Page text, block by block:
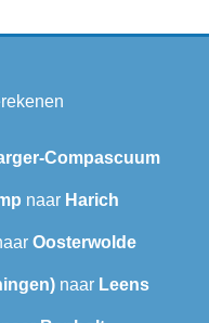
Compascuum
naar Harich
Oosterwolde
naar Leens